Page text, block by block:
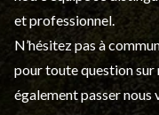
et professionnel.
N’hésitez pas à
pour toute question sur
également passer